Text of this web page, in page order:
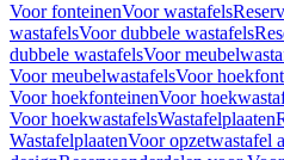
Voor fonteinenVoor wastafels
wastafelsVoor dubbele wastafels
dubbele wastafelsVoor
Voor meubelwastafelsVoor
Voor hoekfonteinenVoor
Voor hoekwastafelsWastafelplaaten
WastafelplaatenVoor opzetwastafel